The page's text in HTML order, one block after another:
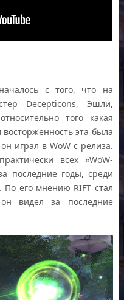
с того, что на
Decepticons, Эшли,
того какая
восторженность эта была
играл в WoW с релиза.
всех «WoW-
последние годы, среди
По его мнению RIFT стал
видел за последние